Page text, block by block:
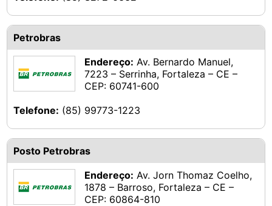
Petrobras
Endereço: Av. Bernardo Manuel,
7223 – Serrinha, Fortaleza – CE –
CEP: 60741-600
Telefone: (85) 99773-1223
Posto Petrobras
Endereço: Av. Jorn Thomaz Coelho,
1878 – Barroso, Fortaleza – CE –
CEP: 60864-810